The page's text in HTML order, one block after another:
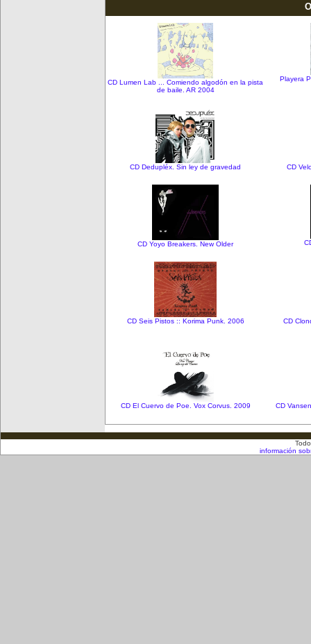
CD Lumen Lab ... Comiendo algodón en la pista
de baile. AR 2004
Playera
CD Dedupléx. Sin ley de gravedad CD
CD Yoyo Breakers. New Older
CD Seis Pistos :: Korima Punk. 2006 CD
CD El Cuervo de Poe. Vox Corvus. 2009 CD
información